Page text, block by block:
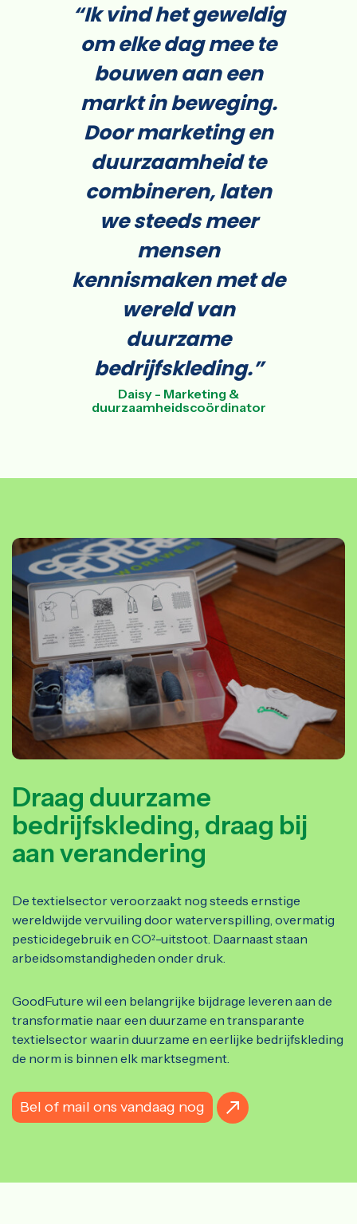
“Ik vind het geweldig
om elke dag mee te
bouwen aan een
markt in beweging.
Door marketing en
duurzaamheid te
combineren, laten
we steeds meer
mensen
kennismaken met de
wereld van
duurzame
bedrijfskleding.”
Daisy - Marketing &
duurzaamheidscoördinator
Draag duurzame
bedrijfskleding, draag bij
aan verandering
De textielsector veroorzaakt nog steeds ernstige
wereldwijde vervuiling door waterverspilling, overmatig
pesticidegebruik en CO²-uitstoot. Daarnaast staan
arbeidsomstandigheden onder druk.
GoodFuture wil een belangrijke bijdrage leveren aan de
transformatie naar een duurzame en transparante
textielsector waarin duurzame en eerlijke bedrijfskleding
de norm is binnen elk marktsegment.
Bel of mail ons vandaag nog